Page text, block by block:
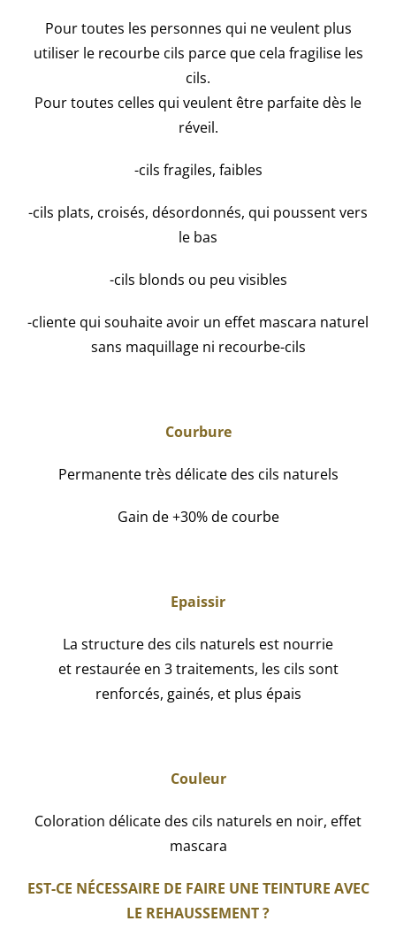
Pour toutes les personnes qui ne veulent plus
utiliser le recourbe cils parce que cela fragilise les
cils.
Pour toutes celles qui veulent être parfaite dès le
réveil.
-cils fragiles, faibles
-cils plats, croisés, désordonnés, qui poussent vers
le bas
-cils blonds ou peu visibles
-cliente qui souhaite avoir un effet mascara naturel
sans maquillage ni recourbe-cils
Courbure
Permanente très délicate des cils naturels
Gain de +30% de courbe
Epaissir
La structure des cils naturels est nourrie
et restaurée en 3 traitements, les cils sont
renforcés, gainés, et plus épais
Couleur
Coloration délicate des cils naturels en noir, effet
mascara
​EST-CE NÉCESSAIRE DE FAIRE UNE TEINTURE AVEC
LE REHAUSSEMENT ?